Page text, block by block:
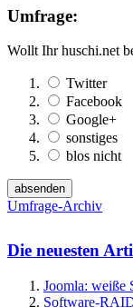
Umfrage:
Wollt Ihr huschi.net
Twitter
Facebook
Google+
sonstiges
blos nicht
Umfrage-Archiv
Die neuesten
Joomla: weiße
Software-